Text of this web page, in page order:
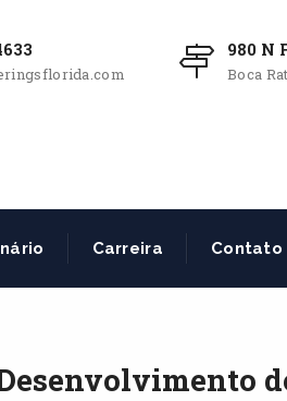
980 N
Boca
Carreira Contato